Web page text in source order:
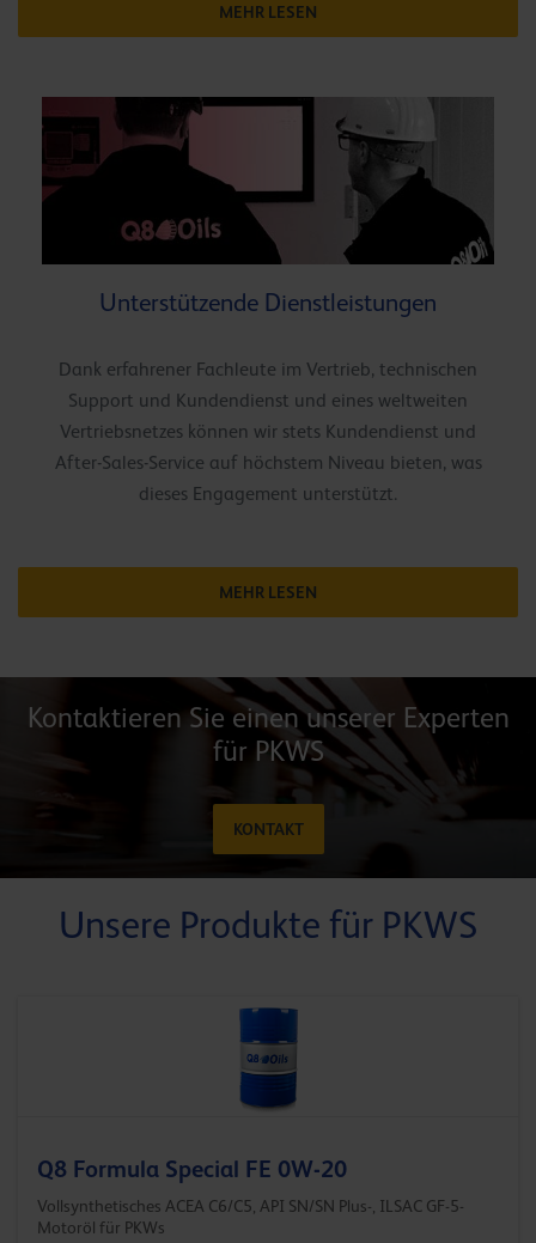
MEHR LESEN
Unterstützende Dienstleistungen
Dank erfahrener Fachleute im Vertrieb, technischen
Support und Kundendienst und eines weltweiten
Vertriebsnetzes können wir stets Kundendienst und
After-Sales-Service auf höchstem Niveau bieten, was
dieses Engagement unterstützt.
MEHR LESEN
Kontaktieren Sie einen unserer Experten
für PKWS
KONTAKT
Unsere Produkte für PKWS
Q8 Formula Special FE 0W-20
Vollsynthetisches ACEA C6/C5, API SN/SN Plus-, ILSAC GF-5-
Motoröl für PKWs